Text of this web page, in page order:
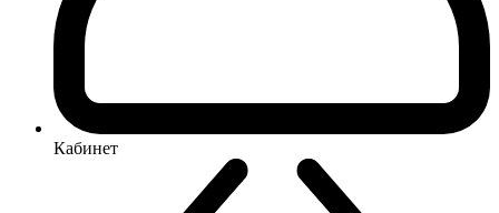
Кабинет